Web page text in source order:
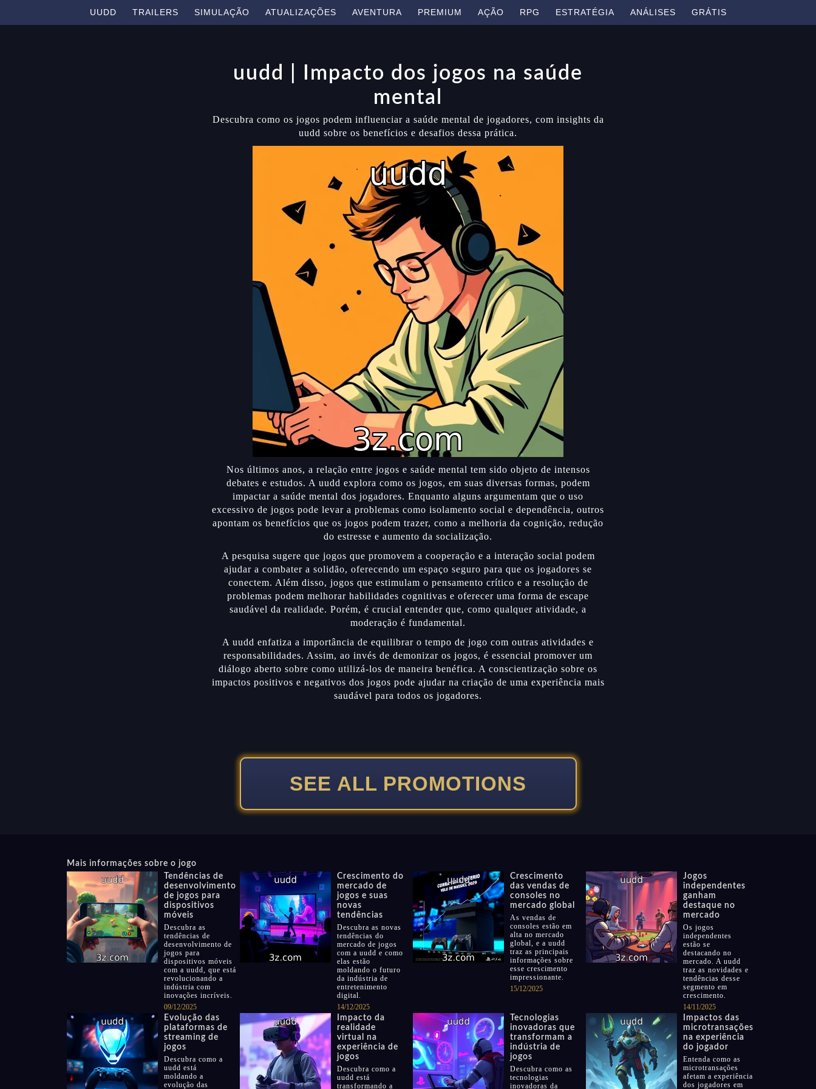
UUDD TRAILERS SIMULAÇÃO ATUALIZAÇÕES AVENTURA PREMIUM AÇÃO RPG ESTRATÉGIA ANÁLISES GRÁTIS
uudd | Impacto dos jogos na saúde
mental
Descubra como os jogos podem influenciar a saúde mental de jogadores, com insights da
uudd sobre os benefícios e desafios dessa prática.
Nos últimos anos, a relação entre jogos e saúde mental tem sido objeto de intensos
debates e estudos. A uudd explora como os jogos, em suas diversas formas, podem
impactar a saúde mental dos jogadores. Enquanto alguns argumentam que o uso
excessivo de jogos pode levar a problemas como isolamento social e dependência, outros
apontam os benefícios que os jogos podem trazer, como a melhoria da cognição, redução
do estresse e aumento da socialização.
A pesquisa sugere que jogos que promovem a cooperação e a interação social podem
ajudar a combater a solidão, oferecendo um espaço seguro para que os jogadores se
conectem. Além disso, jogos que estimulam o pensamento crítico e a resolução de
problemas podem melhorar habilidades cognitivas e oferecer uma forma de escape
saudável da realidade. Porém, é crucial entender que, como qualquer atividade, a
moderação é fundamental.
A uudd enfatiza a importância de equilibrar o tempo de jogo com outras atividades e
responsabilidades. Assim, ao invés de demonizar os jogos, é essencial promover um
diálogo aberto sobre como utilizá-los de maneira benéfica. A conscientização sobre os
impactos positivos e negativos dos jogos pode ajudar na criação de uma experiência mais
saudável para todos os jogadores.
SEE ALL PROMOTIONS
Mais informações sobre o jogo
Tendências de
desenvolvimento
de jogos para
dispositivos
móveis
Descubra as
tendências de
desenvolvimento de
jogos para
dispositivos móveis
com a uudd, que está
revolucionando a
indústria com
inovações incríveis.
09/12/2025
Crescimento do
mercado de
jogos e suas
novas
tendências
Descubra as novas
tendências do
mercado de jogos
com a uudd e como
elas estão
moldando o futuro
da indústria de
entretenimento
digital.
14/12/2025
Crescimento
das vendas de
consoles no
mercado global
As vendas de
consoles estão em
alta no mercado
global, e a uudd
traz as principais
informações sobre
esse crescimento
impressionante.
15/12/2025
Jogos
independentes
ganham
destaque no
mercado
Os jogos
independentes
estão se
destacando no
mercado. A uudd
traz as novidades e
tendências desse
segmento em
crescimento.
14/11/2025
Evolução das
plataformas de
streaming de
jogos
Descubra como a
uudd está
moldando a
evolução das
Impacto da
realidade
virtual na
experiência de
jogos
Descubra como a
uudd está
transformando a
Tecnologias
inovadoras que
transformam a
indústria de
jogos
Descubra como as
tecnologias
inovadoras da
Impactos das
microtransações
na experiência
do jogador
Entenda como as
microtransações
afetam a experiência
dos jogadores em